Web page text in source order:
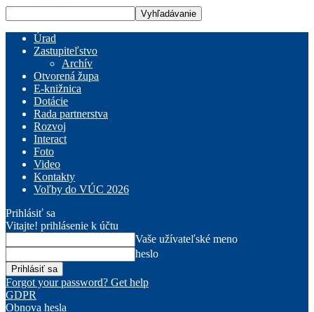
Úrad
Zastupiteľstvo
Archív
Otvorená župa
E-knižnica
Dotácie
Rada partnerstva
Rozvoj
Interact
Foto
Video
Kontakty
Voľby do VÚC 2026
Prihlásiť sa
Vitajte! prihlásenie k účtu
Vaše užívateľské meno
heslo
Forgot your password? Get help
GDPR
Obnova hesla